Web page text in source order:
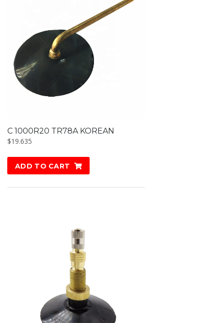
C 1000R20 TR78A KOREAN
$19.635
ADD TO CART